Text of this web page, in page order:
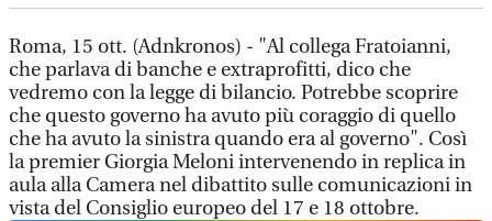
Roma, 15 ott. (Adnkronos) - "Al collega Fratoianni,
che parlava di banche e extraprofitti, dico che
vedremo con la legge di bilancio. Potrebbe scoprire
che questo governo ha avuto più coraggio di quello
che ha avuto la sinistra quando era al governo". Così
la premier Giorgia Meloni intervenendo in replica in
aula alla Camera nel dibattito sulle comunicazioni in
vista del Consiglio europeo del 17 e 18 ottobre.